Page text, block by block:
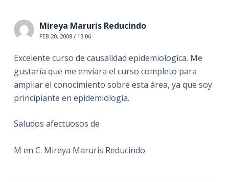
Mireya Maruris Reducindo
FEB 20, 2008 / 13:06
Excelente curso de causalidad epidemiologica. Me
gustaría que me enviara el curso completo para
ampliar el conocimiento sobre esta área, ya que soy
principiante en epidemiología.
Saludos afectuosos de
M en C. Mireya Maruris Reducindo